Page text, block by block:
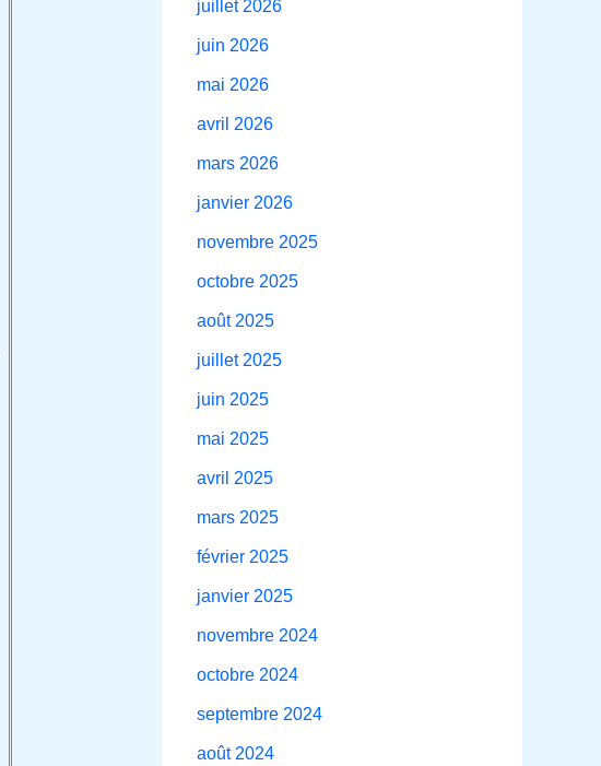
juillet 2026
juin 2026
mai 2026
avril 2026
mars 2026
janvier 2026
novembre 2025
octobre 2025
août 2025
juillet 2025
juin 2025
mai 2025
avril 2025
mars 2025
février 2025
janvier 2025
novembre 2024
octobre 2024
septembre 2024
août 2024